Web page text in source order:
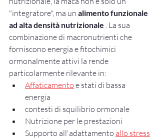
"integratore", ma un alimento funzionale
ad alta densità nutrizionale . La sua
combinazione di macronutrienti che
forniscono energia e fitochimici
ormonalmente attivi la rende
particolarmente rilevante in:
Affaticamento e stati di bassa
energia
contesti di squilibrio ormonale
Nutrizione per le prestazioni
Supporto all'adattamento allo stress